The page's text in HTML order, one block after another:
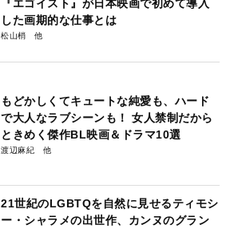
『エゴイスト』が日本映画で初めて導入
した画期的な仕事とは
松山梢
もどかしくてキュートな純愛も、ハード
で大人なラブシーンも！ 女人禁制だから
ときめく傑作BL映画＆ドラマ10選
渡辺麻紀
21世紀のLGBTQを自然に見せるティモシ
ー・シャラメの出世作、カンヌのグラン